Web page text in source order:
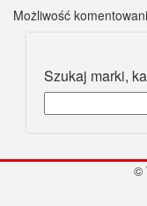
Możliwość
Szukaj marki,
©